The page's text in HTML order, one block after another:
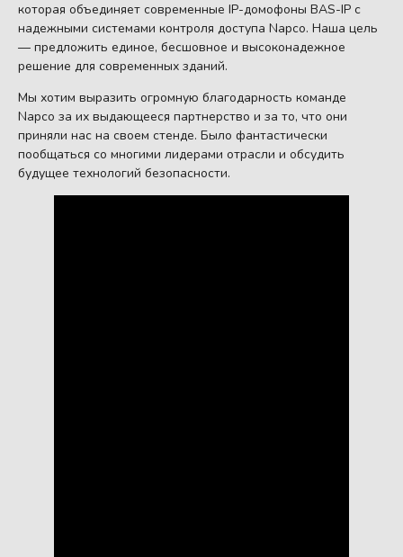
которая объединяет современные IP-домофоны BAS-IP с
надежными системами контроля доступа Napco. Наша цель
— предложить единое, бесшовное и высоконадежное
решение для современных зданий.
Мы хотим выразить огромную благодарность команде
Napco за их выдающееся партнерство и за то, что они
приняли нас на своем стенде. Было фантастически
пообщаться со многими лидерами отрасли и обсудить
будущее технологий безопасности.